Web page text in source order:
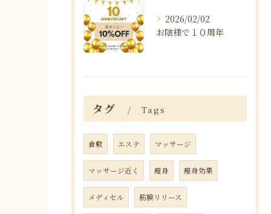
2026/02/02
お陰様で１０周年
タグ Tags
倉敷 エステ マッサージ
マッサージ近く 瘦身 瘦身効果
メディセル 筋膜リリース